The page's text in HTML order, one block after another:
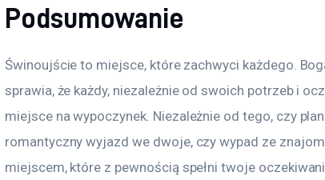
Podsumowanie
Świnoujście to miejsce, które zachwyci każdego.
sprawia, że każdy, niezależnie od swoich potrzeb i
miejsce na wypoczynek. Niezależnie od tego, czy
romantyczny wyjazd we dwoje, czy wypad ze
miejscem, które z pewnością spełni twoje